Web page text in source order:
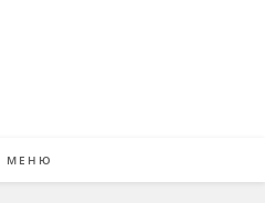
МЕНЮ